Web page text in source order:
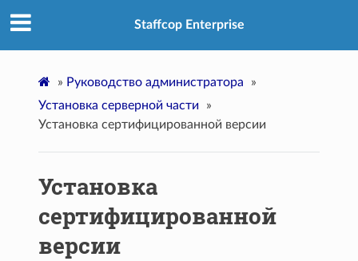
Staffcop Enterprise
» Руководство администратора
»
Установка серверной части
»
Установка сертифицированной версии
Установка
сертифицированной
версии